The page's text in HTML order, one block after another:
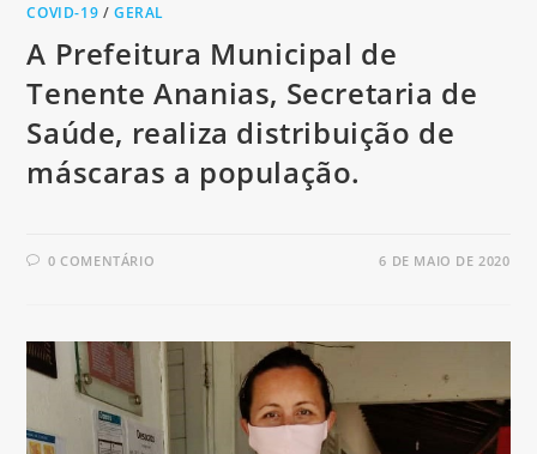
COVID-19 /GERAL
A Prefeitura Municipal de
Tenente Ananias, Secretaria de
Saúde, realiza distribuição de
máscaras a população.
0 COMENTÁRIO 6 DE MAIO DE 2020